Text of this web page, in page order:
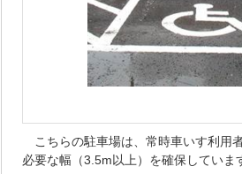
こちらの駐車場は、常時車いす利用
必要な幅（3.5m以上）を確保していま